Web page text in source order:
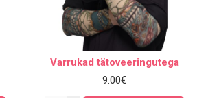
Varrukad tätoveeringutega
9.00€